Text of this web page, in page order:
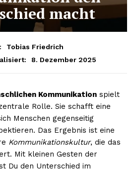
macht
Tobias Friedrich
8. Dezember 2025
Kommunikation spielt
Rolle. Sie schafft eine
Menschen gegenseitig
Das Ergebnis ist eine
Kommunikationskultur, die das
Mit kleinen Gesten der
Du den Unterschied im